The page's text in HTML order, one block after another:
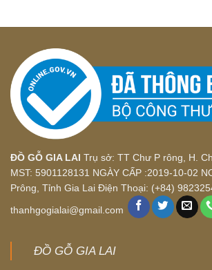
ĐỒ GỖ GIA LAI Trụ sở: TT Chư P rông, H.
MST: 5901128131 NGÀY CẤP :2019-10-02
Prông, Tỉnh Gia Lai Điện Thoại: (+84)
thanhgogialai@gmail.com
ĐỒ GỖ GIA LAI